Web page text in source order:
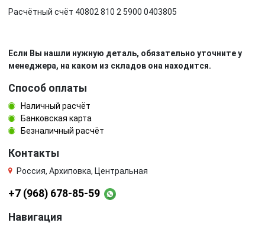
Расчётный счёт 40802 810 2 5900 0403805
Если Вы нашли нужную деталь, обязательно уточните у
менеджера, на каком из складов она находится.
Способ оплаты
Наличный расчёт
Банковская карта
Безналичный расчёт
Контакты
Россия, Архиповка, Центральная
+7 (968) 678-85-59
Навигация